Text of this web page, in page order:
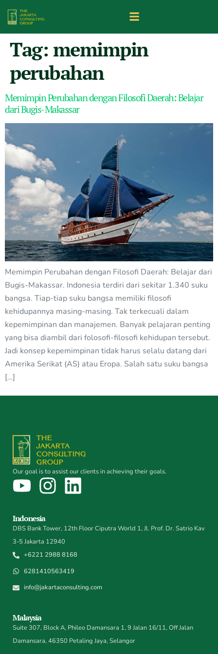
Tag: memimpin
perubahan
Memimpin Perubahan dengan Filosofi Daerah: Belajar
dari Bugis-Makassar
Memimpin Perubahan dengan Filosofi Daerah: Belajar dari
Bugis-Makassar. Indonesia terdiri dari sekitar 1.340 suku
bangsa. Tiap-tiap suku bangsa memiliki filosofi
kehidupannya masing-masing. Tak terkecuali dalam
kepemimpinan dan manajemen. Banyak pelajaran penting
yang bisa diambil dari folosofi-filosofi kehidupan tersebut.
Jadi konsep kepemimpinan tidak harus selalu datang dari
Amerika Serikat (AS) atau Eropa. Salah satu suku bangsa
[…]
Our goal is to assist our clients in achieving their goals.
Indonesia
DBS Bank Tower, 12th Floor Ciputra World 1, Jl. Prof. Dr. Satrio Kav
3-5 Jakarta 12940
+6221 2988 8168
6281410563419
info@jakartaconsulting.com
Malaysia
Suite 307, Block A, Phileo Damansara 1, 9 Jalan 16/11, Off Jalan
Damansara, 46350 Petaling Jaya, Selangor